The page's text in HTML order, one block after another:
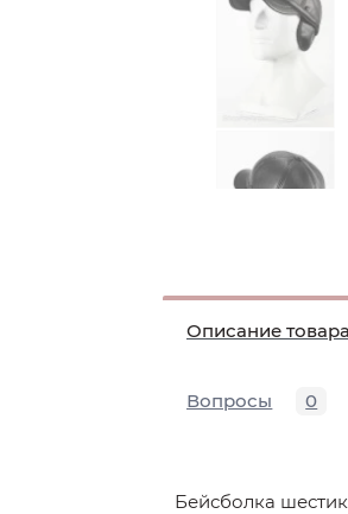
Описание товара
Вопросы 0
Бейсболка